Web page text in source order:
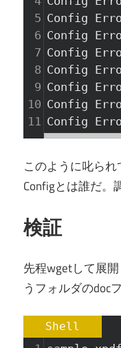
5 Config
6 Config
7 Config
8 Config
9 Config
10 Config
11 Config
このように叱られ
Configとは誰だ。
検証
先程wgetして展
うフォルダのdoc
Shell